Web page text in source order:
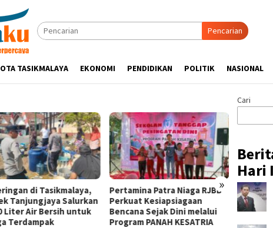
Pencarian
TASIKMALAYA EKONOMI PENDIDIKAN POLITIK NASIONAL
»
di Tasikmalaya,
Tanjungjaya Salurkan
Liter Air Bersih untuk
Terdampak
Pertamina Patra Niaga RJBB
Perkuat Kesiapsiagaan
Bencana Sejak Dini melalui
Program PANAH KESATRIA
Hikmah,
Ulama
Cari
Hari